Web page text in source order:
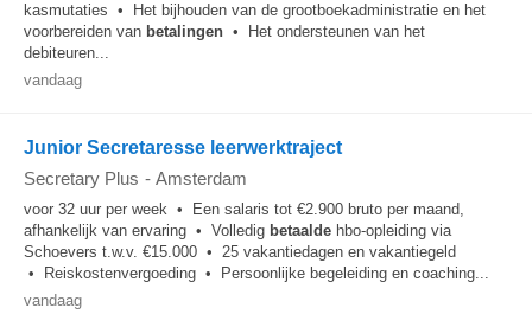
kasmutaties • Het bijhouden van de grootboekadministratie en het
voorbereiden van betalingen • Het ondersteunen van het
debiteuren...
vandaag
Junior Secretaresse leerwerktraject
Secretary Plus - Amsterdam
voor 32 uur per week • Een salaris tot €2.900 bruto per maand,
afhankelijk van ervaring • Volledig betaalde hbo-opleiding via
Schoevers t.w.v. €15.000 • 25 vakantiedagen en vakantiegeld
• Reiskostenvergoeding • Persoonlijke begeleiding en coaching...
vandaag